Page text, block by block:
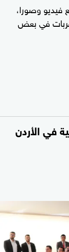
فيديو وصورا،
في بعض
في الأردن